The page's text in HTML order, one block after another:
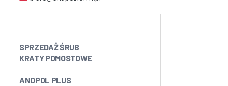
SPRZEDAŻ ŚRUB
KRATY POMOSTOWE
ANDPOL PLUS